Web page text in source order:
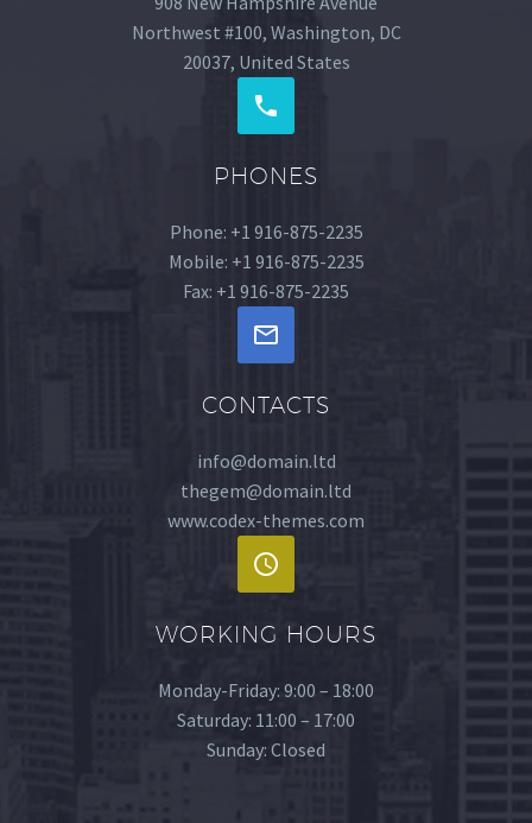
Northwest #100, Washington, DC
20037, United States
PHONES
Phone: +1 916-875-2235
Mobile: +1 916-875-2235
Fax: +1 916-875-2235
CONTACTS
info@domain.ltd
thegem@domain.ltd
www.codex-themes.com
WORKING HOURS
Monday-Friday: 9:00 – 18:00
Saturday: 11:00 – 17:00
Sunday: Closed